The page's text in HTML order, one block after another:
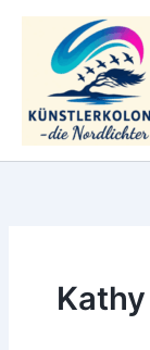
Zum
springen